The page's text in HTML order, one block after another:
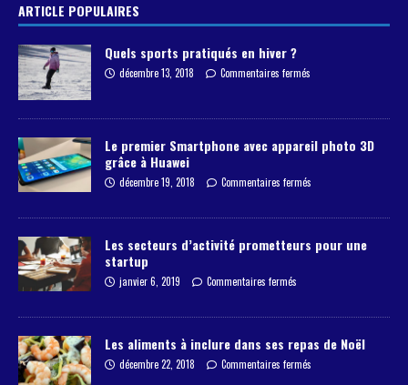
ARTICLE POPULAIRES
Quels sports pratiqués en hiver ?
décembre 13, 2018 Commentaires fermés
Le premier Smartphone avec appareil photo 3D
grâce à Huawei
décembre 19, 2018 Commentaires fermés
Les secteurs d’activité prometteurs pour une
startup
janvier 6, 2019 Commentaires fermés
Les aliments à inclure dans ses repas de Noël
décembre 22, 2018 Commentaires fermés